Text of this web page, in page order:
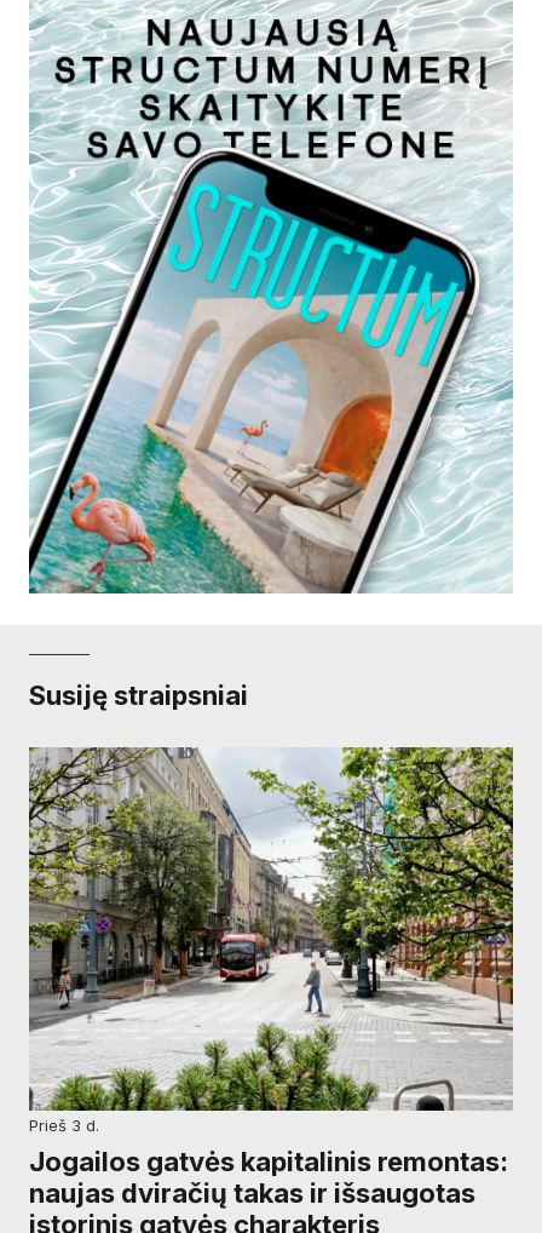
Susiję straipsniai
prieš 3 d.
Jogailos gatvės kapitalinis remontas:
naujas dviračių takas ir išsaugotas
istorinis gatvės charakteris